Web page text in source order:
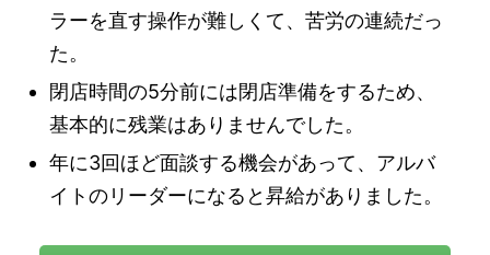
ラーを直す操作が難しくて、苦労の連続だっ
た。
閉店時間の5分前には閉店準備をするため、
基本的に残業はありませんでした。
年に3回ほど面談する機会があって、アルバ
イトのリーダーになると昇給がありました。